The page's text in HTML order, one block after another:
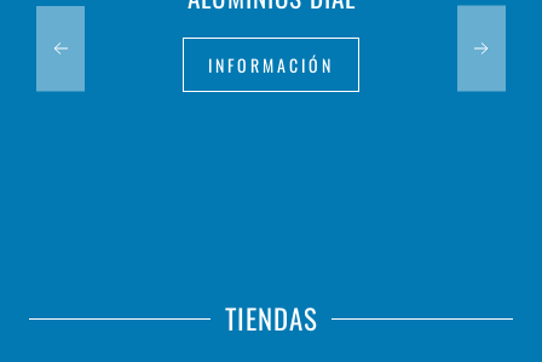
INFORMACIÓN
TIENDAS